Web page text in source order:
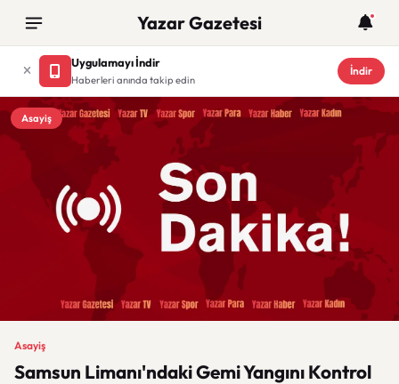
Yazar Gazetesi
Uygulamayı İndir
Haberleri anında takip edin
İndir
Asayiş
Asayiş
Samsun Limanı'ndaki Gemi Yangını Kontrol